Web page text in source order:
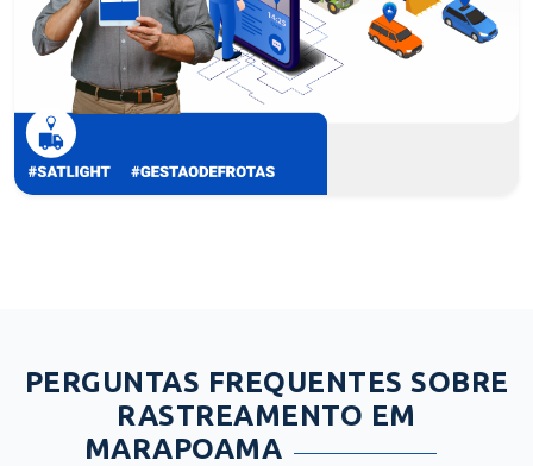
PERGUNTAS FREQUENTES SOBRE
RASTREAMENTO EM
MARAPOAMA